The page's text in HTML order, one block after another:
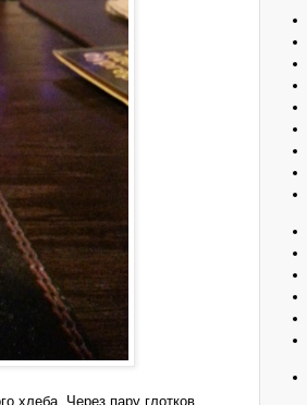
хлеба. Через пару глотков